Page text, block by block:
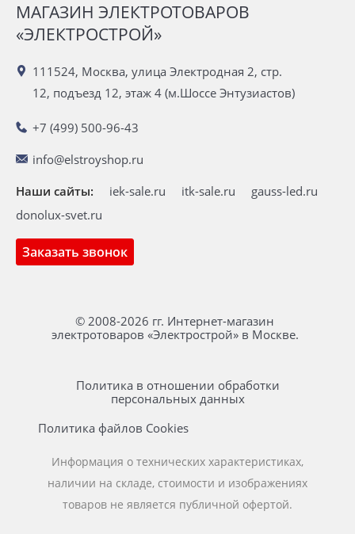
МАГАЗИН ЭЛЕКТРОТОВАРОВ
«ЭЛЕКТРОСТРОЙ»
111524, Москва, улица Электродная 2, стр.
12, подъезд 12, этаж 4 (м.Шоссе Энтузиастов)
+7 (499) 500-96-43
info@elstroyshop.ru
Заказать звонок
Наши сайты: iek-sale.ru itk-sale.ru
gauss-led.ru
donolux-svet.ru
© 2008-2026 гг. Интернет-магазин
электротоваров «Электрострой» в Москве.
Политика в отношении обработки
персональных данных
Политика файлов Cookies
Информация о технических характеристиках,
наличии на складе, стоимости и изображениях
товаров не является публичной офертой.